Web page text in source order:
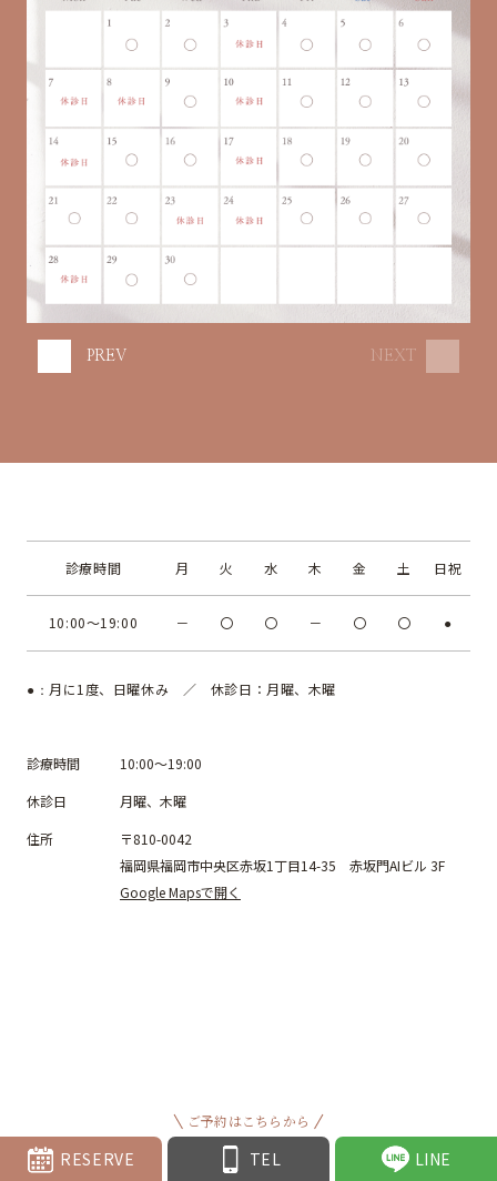
ご予約はこちらから
RESERVE TEL LINE
NEXT
PREV
診療時間 月 火 水 木 金 土 日祝
10:00～19:00 － 〇 〇 － 〇 〇 ●
●： 月に1度、日曜休み ／ 休診日：月曜、木曜
診療時間
10:00～19:00
休診日
月曜、木曜
住所
〒810-0042
福岡県福岡市中央区赤坂1丁目14-35 赤坂門AIビル 3F
Google Mapsで開く